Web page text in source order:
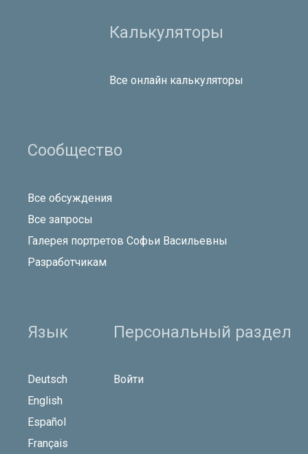
Калькуляторы
Все онлайн калькуляторы
Сообщество
Все обсуждения
Все запросы
Галерея портретов Софьи Васильевны
Разработчикам
Язык
Deutsch
English
Español
Français
Персональный раздел
Войти